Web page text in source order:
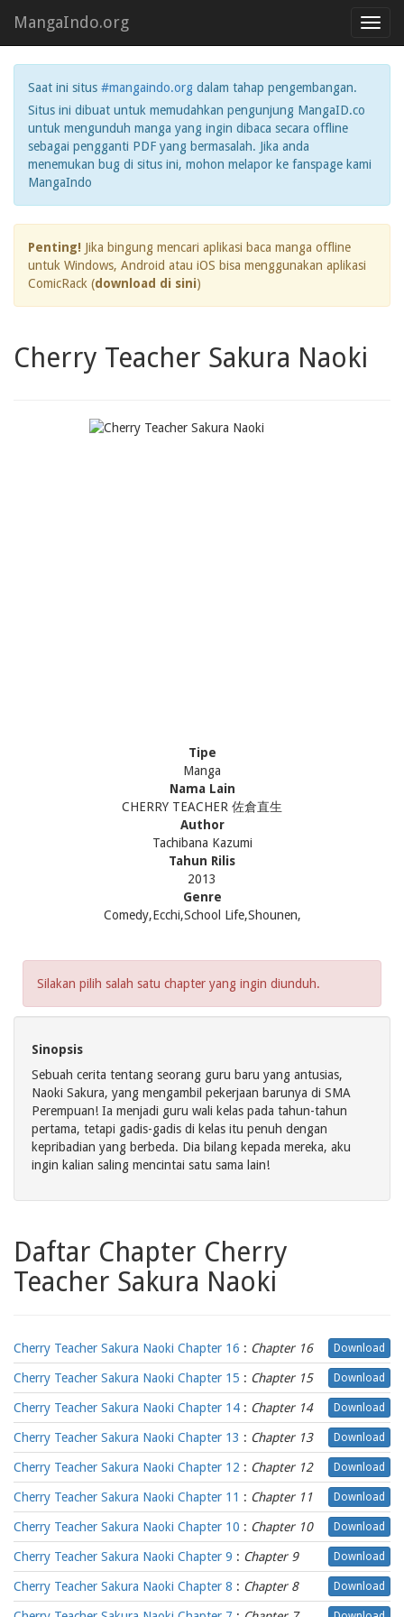
MangaIndo.org
Saat ini situs #mangaindo.org dalam tahap pengembangan.
Situs ini dibuat untuk memudahkan pengunjung MangaID.co
untuk mengunduh manga yang ingin dibaca secara offline
sebagai pengganti PDF yang bermasalah. Jika anda
menemukan bug di situs ini, mohon melapor ke fanspage kami
MangaIndo
Penting! Jika bingung mencari aplikasi baca manga offline
untuk Windows, Android atau iOS bisa menggunakan aplikasi
ComicRack (download di sini)
Cherry Teacher Sakura Naoki
Tipe
Manga
Nama Lain
CHERRY TEACHER 佐倉直生
Author
Tachibana Kazumi
Tahun Rilis
2013
Genre
Comedy,Ecchi,School Life,Shounen,
Silakan pilih salah satu chapter yang ingin diunduh.
Sinopsis
Sebuah cerita tentang seorang guru baru yang antusias,
Naoki Sakura, yang mengambil pekerjaan barunya di SMA
Perempuan! Ia menjadi guru wali kelas pada tahun-tahun
pertama, tetapi gadis-gadis di kelas itu penuh dengan
kepribadian yang berbeda. Dia bilang kepada mereka, aku
ingin kalian saling mencintai satu sama lain!
Daftar Chapter Cherry
Teacher Sakura Naoki
Cherry Teacher Sakura Naoki Chapter 16 : Chapter 16 Download
Cherry Teacher Sakura Naoki Chapter 15 : Chapter 15 Download
Cherry Teacher Sakura Naoki Chapter 14 : Chapter 14 Download
Cherry Teacher Sakura Naoki Chapter 13 : Chapter 13 Download
Cherry Teacher Sakura Naoki Chapter 12 : Chapter 12 Download
Cherry Teacher Sakura Naoki Chapter 11 : Chapter 11 Download
Cherry Teacher Sakura Naoki Chapter 10 : Chapter 10 Download
Cherry Teacher Sakura Naoki Chapter 9 : Chapter 9 Download
Cherry Teacher Sakura Naoki Chapter 8 : Chapter 8 Download